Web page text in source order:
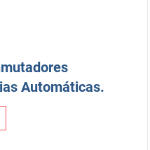
Automáticas.